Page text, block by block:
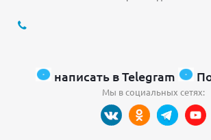
написать в Telegram
Мы в социальных сетях: